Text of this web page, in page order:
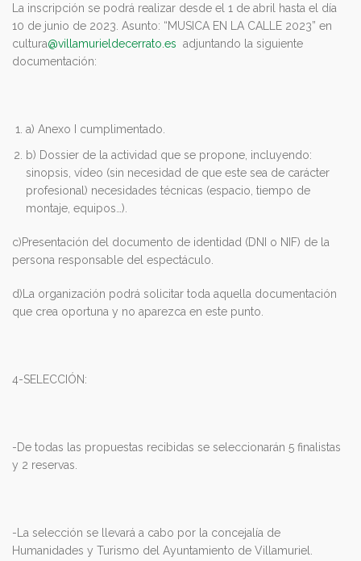
La inscripción se podrá realizar desde el 1 de abril hasta el día
10 de junio de 2023. Asunto: “MUSICA EN LA CALLE 2023” en
cultura@villamurieldecerrato.es adjuntando la siguiente
documentación:
a) Anexo I cumplimentado.
b) Dossier de la actividad que se propone, incluyendo:
sinopsis, vídeo (sin necesidad de que este sea de carácter
profesional) necesidades técnicas (espacio, tiempo de
montaje, equipos…).
c)Presentación del documento de identidad (DNI o NIF) de la
persona responsable del espectáculo.
d)La organización podrá solicitar toda aquella documentación
que crea oportuna y no aparezca en este punto.
4-SELECCIÓN:
-De todas las propuestas recibidas se seleccionarán 5 finalistas
y 2 reservas.
-La selección se llevará a cabo por la concejalía de
Humanidades y Turismo del Ayuntamiento de Villamuriel.